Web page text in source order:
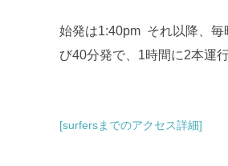
始発は1:40pm それ以降、毎
び40分発で、1時間に2本運
[surfersまでのアクセス詳細]